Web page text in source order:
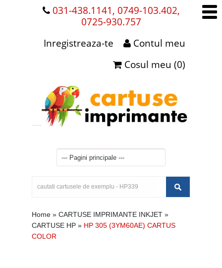
031-438.1141, 0749-103.402,
0725-930.757
Contul meu
Inregistreaza-te
Cosul meu (0)
Home » CARTUSE IMPRIMANTE INKJET »
CARTUSE HP » HP 305 (3YM60AE) CARTUS
COLOR